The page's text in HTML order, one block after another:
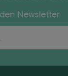
Newsletter